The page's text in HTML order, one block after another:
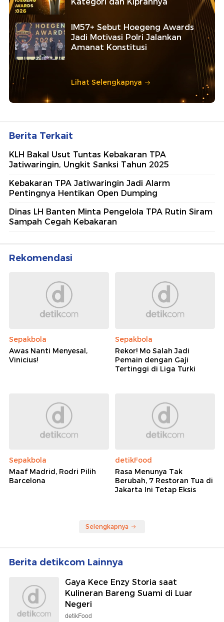
IM57+ Sebut Hoegeng Awards
Jadi Motivasi Polri Jalankan
Amanat Konstitusi
Lihat Selengkapnya
Berita Terkait
KLH Bakal Usut Tuntas Kebakaran TPA
Jatiwaringin, Ungkit Sanksi Tahun 2025
Kebakaran TPA Jatiwaringin Jadi Alarm
Pentingnya Hentikan Open Dumping
Dinas LH Banten Minta Pengelola TPA Rutin Siram
Sampah Cegah Kebakaran
Rekomendasi
Sepakbola
Awas Nanti Menyesal,
Vinicius!
Sepakbola
Rekor! Mo Salah Jadi
Pemain dengan Gaji
Tertinggi di Liga Turki
Sepakbola
Maaf Madrid, Rodri Pilih
Barcelona
detikFood
Rasa Menunya Tak
Berubah, 7 Restoran Tua di
Jakarta Ini Tetap Eksis
Selengkapnya
Berita detikcom Lainnya
Gaya Kece Enzy Storia saat
Kulineran Bareng Suami di Luar
Negeri
detikFood